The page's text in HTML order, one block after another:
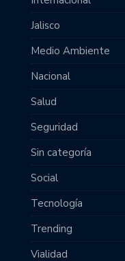
Jalisco
Medio Ambiente
Nacional
Salud
Seguridad
Sin categoría
Social
Tecnología
Trending
Vialidad